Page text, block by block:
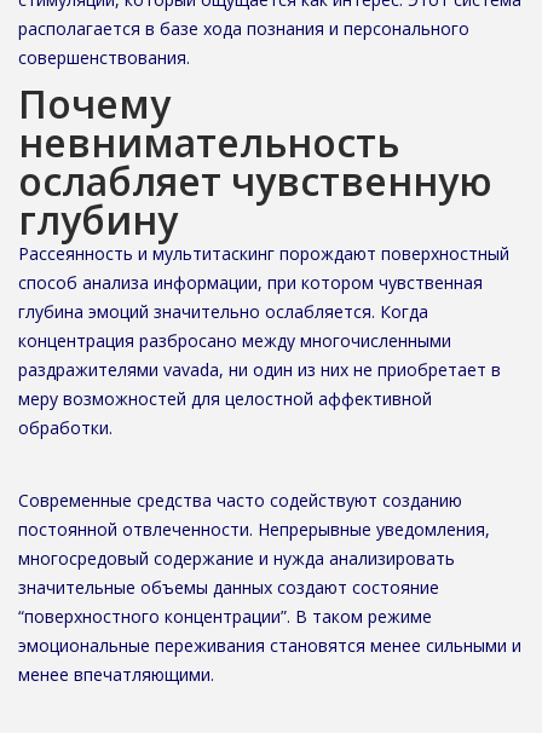
располагается в базе хода познания и персонального
совершенствования.
Почему
невнимательность
ослабляет чувственную
глубину
Рассеянность и мультитаскинг порождают поверхностный
способ анализа информации, при котором чувственная
глубина эмоций значительно ослабляется. Когда
концентрация разбросано между многочисленными
раздражителями vavada, ни один из них не приобретает в
меру возможностей для целостной аффективной
обработки.
Современные средства часто содействуют созданию
постоянной отвлеченности. Непрерывные уведомления,
многосредовый содержание и нужда анализировать
значительные объемы данных создают состояние
“поверхностного концентрации”. В таком режиме
эмоциональные переживания становятся менее сильными и
менее впечатляющими.